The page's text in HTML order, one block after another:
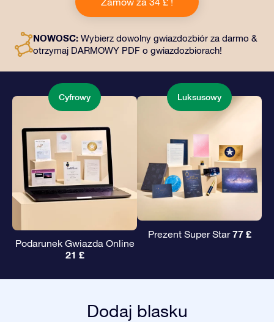
kopertę i spersonalizowane dokumenty wysłane na
wybrany adres, a także dokumenty cyfrowe i bezpłatny
podarowanie wiecznego prezentu przyjaciołom i
bliskim.
NOWOŚĆ: Wybierz dowolny gwiazdozbiór za darmo &
otrzymaj DARMOWY PDF o gwiazdozbiorach!
Cyfrowy
Podarunek Gwiazda Online
21 £
Luksusowy
Prezent Super Star77 £
Dodaj blasku